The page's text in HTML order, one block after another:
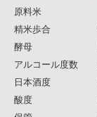
原料米
精米歩合
酵母
アルコール度数
日本酒度
酸度